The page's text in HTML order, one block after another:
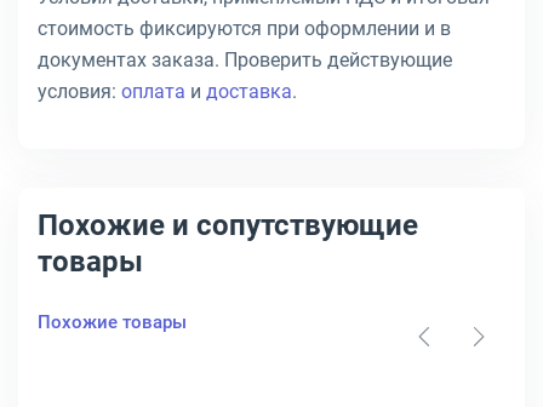
стоимость фиксируются при оформлении и в
документах заказа. Проверить действующие
условия: оплата и доставка.
Похожие и сопутствующие
товары
Похожие товары